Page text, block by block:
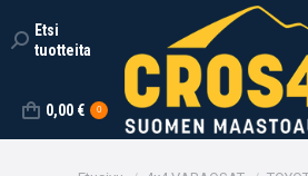
Search:
Etsi
tuotteita
0,00 € 0